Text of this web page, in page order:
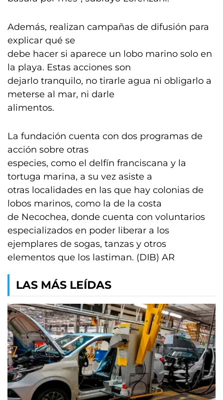
Además, realizan campañas de difusión para
explicar qué se
debe hacer si aparece un lobo marino solo en
la playa. Estas acciones son
dejarlo tranquilo, no tirarle agua ni obligarlo a
meterse al mar, ni darle
alimentos.
La fundación cuenta con dos programas de
acción sobre otras
especies, como el delfín franciscana y la
tortuga marina, a su vez asiste a
otras localidades en las que hay colonias de
lobos marinos, como la de la costa
de Necochea, donde cuenta con voluntarios
especializados en poder liberar a los
ejemplares de sogas, tanzas y otros
elementos que los lastiman. (DIB) AR
LAS MÁS LEÍDAS